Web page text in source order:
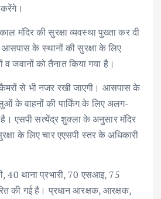
करेंगे।
मंदिर की सुरक्षा व्यवस्था पुख्ता कर दी
के स्थानों की सुरक्षा के लिए
जवानों को तैनात किया गया है।
से भी नजर रखी जाएगी। आसपास के
के वाहनों की पार्किंग के लिए अलग-
एसपी सत्येंद्र शुक्ला के अनुसार मंदिर
के लिए चार एएसपी स्तर के अधिकारी
40 थाना प्रभारी, 70 एसआइ, 75
की गई है। प्रधान आरक्षक, आरक्षक,